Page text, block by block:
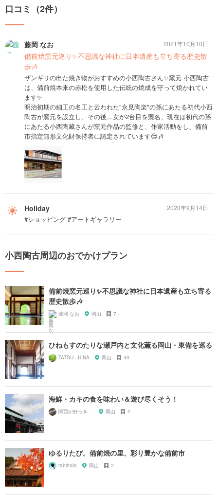
口コミ（2件）
藤岡 なお
備前焼窯元巡り✨不思議な神社に日本遺産も立ち寄る歴史散
歩🎶
ザンギリの出た焼き物がおすすめの小西陶古さん✨窯元 小西陶古
は、備前焼本来の赤松を使用した伝統の焼成を守って焼かれてい
ます✨
明治初期の細工の名工と云われた"永見陶楽"の孫にあたる初代小西
陶古が窯元を設立し、その後二女が2台目を襲名、現在は初代の孫
にあたる小西陶藏さんが窯元作品の監修と、作家活動をし、備前
市指定無形文化財保持者に認定されています😊🎶
2021年10月10日
Holiday
#ショッピング #アートギャラリー
2020年9月14日
小西陶古周辺のおでかけプラン
備前焼窯元巡り✨不思議な神社に日本遺産も立ち寄る
歴史散歩🎶
藤岡 なお 岡山 7
ひねもすのたりな瀬戸内と文化薫る岡山・東備を巡る
TATSU-.-HINA 岡山 40
海鮮・カキの食を味わい＆遊び尽くそう！
関西が好っきゃねん 岡山 2
ゆるりたび。備前焼の里、彩り豊かな備前市
tabiholic 岡山 2